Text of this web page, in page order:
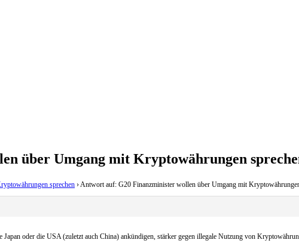
über Umgang mit Kryptowährungen
sprechen ›Antwort auf: G20 Finanzminister wollen über Umgang mit
Japan oder die USA (zuletzt auch China) ankündigen, stärker gegen illegale Nutzung von